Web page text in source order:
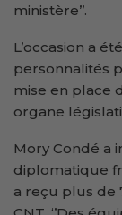
ministère’’.
L’occasion a
personnalités
mise en place
organe
Mory Condé a
diplomatique
a reçu plus de